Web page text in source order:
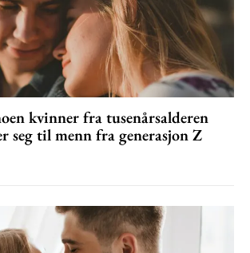
kvinner fra tusenårsalderen
seg til menn fra generasjon Z